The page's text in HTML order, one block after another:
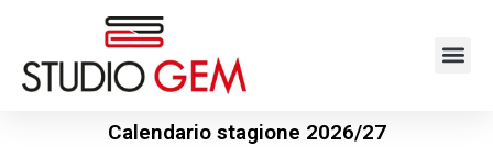
Calendario stagione 2026/27